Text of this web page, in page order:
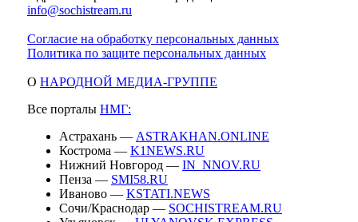
info@sochistream.ru
Согласие на обработку персональных данных
Политика по защите персональных данных
О НАРОДНОЙ МЕДИА-ГРУППЕ
Все порталы НМГ:
Астрахань — ASTRAKHAN.ONLINE
Кострома — K1NEWS.RU
Нижний Новгород — IN_NNOV.RU
Пенза — SMI58.RU
Иваново — KSTATI.NEWS
Сочи/Краснодар — SOCHISTREAM.RU